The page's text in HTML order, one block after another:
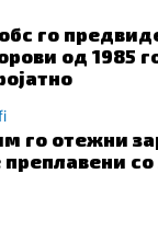
го
од 1985
го отежни
преплавени